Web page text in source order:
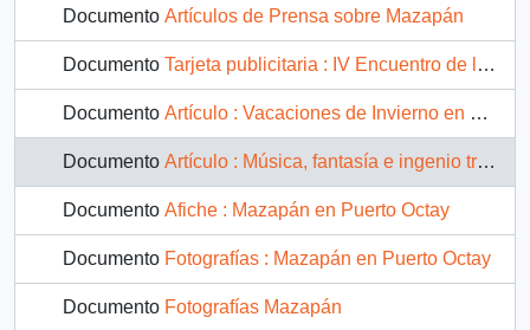
Documento Artículos de Prensa sobre Mazapán
Documento Tarjeta publicitaria : IV Encuentro de la canción infantil chilena 2002 - 21 al 28 de abril
Documento Artículo : Vacaciones de Invierno en el Centro de Extensión UC
Documento Artículo : Música, fantasía e ingenio traerá Mazapán a La Serena
Documento Afiche : Mazapán en Puerto Octay
Documento Fotografías : Mazapán en Puerto Octay
Documento Fotografías Mazapán